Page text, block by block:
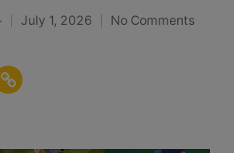
July 1, 2026 No Comments